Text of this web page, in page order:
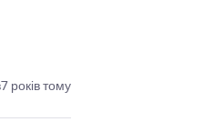
7 років тому